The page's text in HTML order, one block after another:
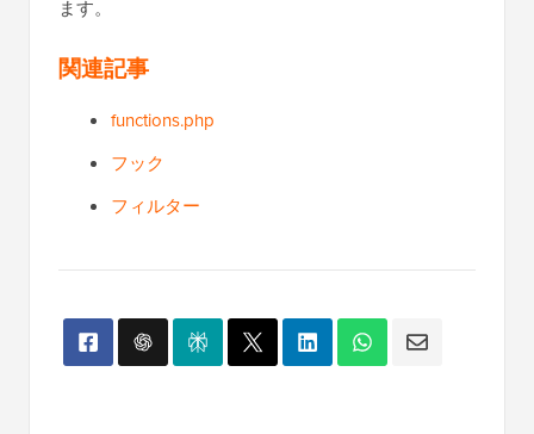
を購読することを検討してください。また、
ます。
関連記事
フィルター